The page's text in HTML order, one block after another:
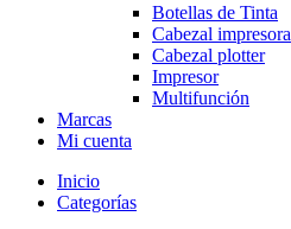
Botellas de Tinta
Cabezal impresora
Cabezal plotter
Impresor
Multifunción
Marcas
Mi cuenta
Inicio
Categorías